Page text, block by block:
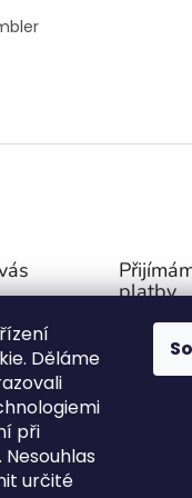
Děláme
při
určité
zboží
platby